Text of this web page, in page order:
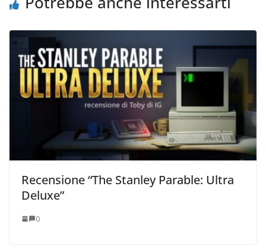
Recensione “The Stanley Parable: Ultra
Deluxe”
0